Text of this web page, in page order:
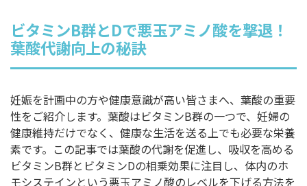
ビタミンB群とDで悪玉アミノ酸を撃退！
葉酸代謝向上の秘訣
妊娠を計画中の方や健康意識が高い皆さまへ、葉酸の重要
性をご紹介します。葉酸はビタミンB群の一つで、妊婦の
健康維持だけでなく、健康な生活を送る上でも必要な栄養
素です。この記事では葉酸の代謝を促進し、吸収を高める
ビタミンB群とビタミンDの相乗効果に注目し、体内のホ
モシステインという悪玉アミノ酸のレベルを下げる方法を